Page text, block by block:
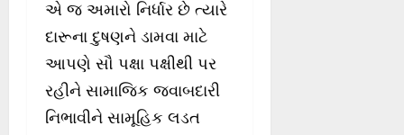
એ જ અમારો નિર્ધાર છે ત્યારે
દારૂના દુષણને ડામવા માટે
આપણે સૌ પક્ષા પક્ષીથી પર
રહીને સામાજિક જવાબદારી
નિભાવીને સામૂહિક લડત